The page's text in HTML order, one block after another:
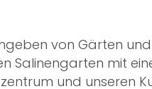
von Gärten
Salinengarten mit
und unseren